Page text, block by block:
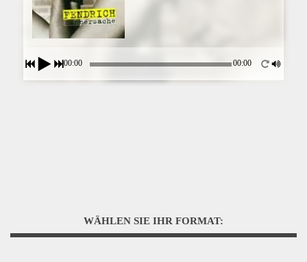
00:00 00:00
WÄHLEN SIE IHR FORMAT: